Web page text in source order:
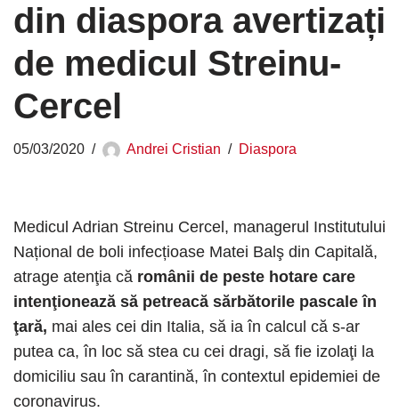
din diaspora avertizați
de medicul Streinu-
Cercel
05/03/2020 Andrei Cristian Diaspora
Medicul Adrian Streinu Cercel, managerul Institutului
Național de boli infecțioase Matei Balş din Capitală,
atrage atenţia că românii de peste hotare care
intenţionează să petreacă sărbătorile pascale în
ţară, mai ales cei din Italia, să ia în calcul că s-ar
putea ca, în loc să stea cu cei dragi, să fie izolaţi la
domiciliu sau în carantină, în contextul epidemiei de
coronavirus.